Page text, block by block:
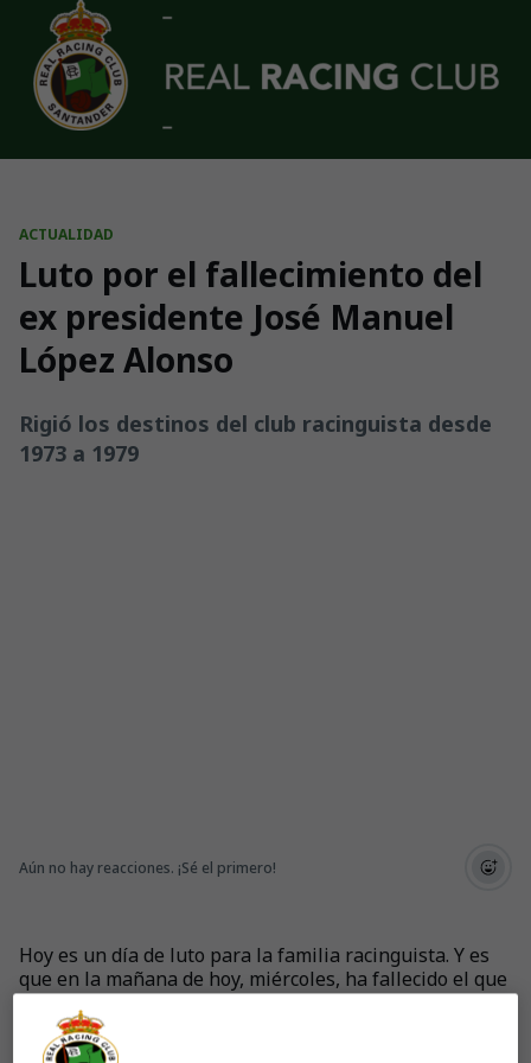
Skip to main content
ACTUALIDAD
Luto por el fallecimiento del
ex presidente José Manuel
López Alonso
Rigió los destinos del club racinguista desde
1973 a 1979
Aún no hay reacciones. ¡Sé el primero!
Hoy es un día de luto para la familia racinguista. Y es
que en la mañana de hoy, miércoles, ha fallecido el que
fuera presidente del Racing, José Manuel López Alonso
Polvorinos. Por este motivo, el Real Racing Club quiere
hacer pública su condolencia por tan acusada pérdida y